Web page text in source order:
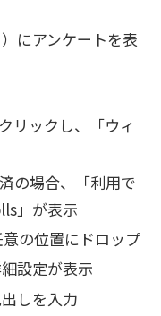
にアンケートを表
リックし、「ウィ
の場合、「利用で
」が表示
の位置にドロップ
設定が表示
しを入力